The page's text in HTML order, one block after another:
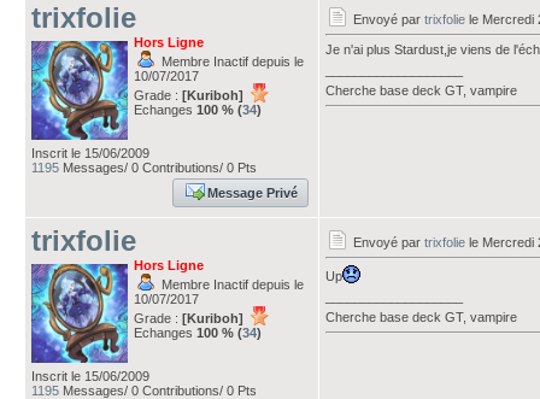
trixfolie
Hors Ligne
Membre Inactif depuis le
10/07/2017
Grade : [Kuriboh]
Echanges 100 % (34)
Inscrit le 15/06/2009
1195 Messages/ 0 Contributions/ 0 Pts
Message Privé
Envoyé par trixfolie le Mercredi
Je n'ai plus Stardust,je viens de
Cherche base deck GT, vampire
trixfolie
Hors Ligne
Membre Inactif depuis le
10/07/2017
Grade : [Kuriboh]
Echanges 100 % (34)
Inscrit le 15/06/2009
1195 Messages/ 0 Contributions/ 0 Pts
Envoyé par trixfolie le Mercredi
Up
Cherche base deck GT, vampire